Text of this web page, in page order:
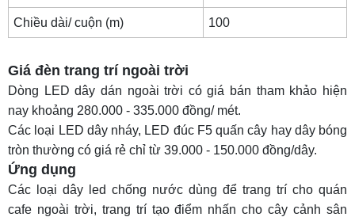
Chiều dài/ cuộn (m) 100
Giá đèn trang trí ngoài trời
Dòng LED dây dán ngoài trời có giá bán tham khảo hiện
nay khoảng 280.000 - 335.000 đồng/ mét.
Các loại LED dây nháy, LED đúc F5 quấn cây hay dây bóng
tròn thường có giá rẻ chỉ từ 39.000 - 150.000 đồng/dây.
Ứng dụng
Các loại dây led chống nước dùng để trang trí cho quán
cafe ngoài trời, trang trí tạo điểm nhấn cho cây cảnh sân